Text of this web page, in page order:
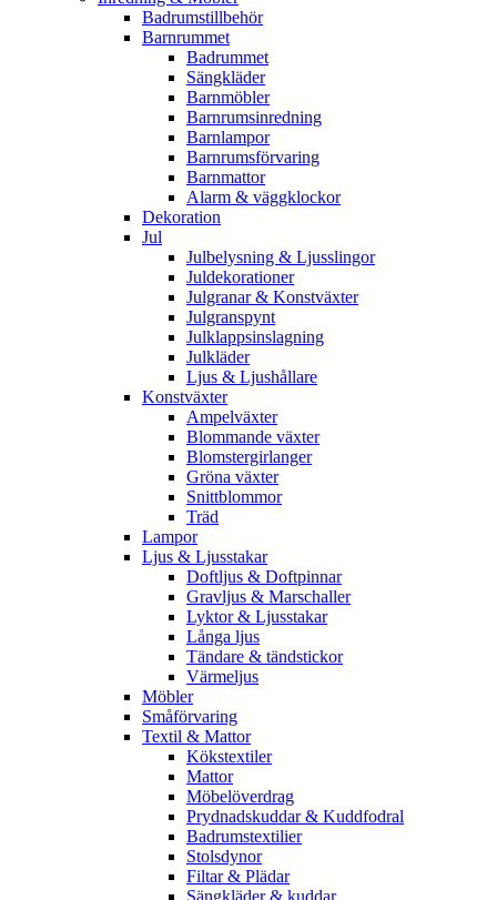
Badrumstillbehör
Barnrummet
Badrummet
Sängkläder
Barnmöbler
Barnrumsinredning
Barnlampor
Barnrumsförvaring
Barnmattor
Alarm & väggklockor
Dekoration
Jul
Julbelysning & Ljusslingor
Juldekorationer
Julgranar & Konstväxter
Julgranspynt
Julklappsinslagning
Julkläder
Ljus & Ljushållare
Konstväxter
Ampelväxter
Blommande växter
Blomstergirlanger
Gröna växter
Snittblommor
Träd
Lampor
Ljus & Ljusstakar
Doftljus & Doftpinnar
Gravljus & Marschaller
Lyktor & Ljusstakar
Långa ljus
Tändare & tändstickor
Värmeljus
Möbler
Småförvaring
Textil & Mattor
Kökstextiler
Mattor
Möbelöverdrag
Prydnadskuddar & Kuddfodral
Badrumstextilier
Stolsdynor
Filtar & Plädar
Sängkläder & kuddar